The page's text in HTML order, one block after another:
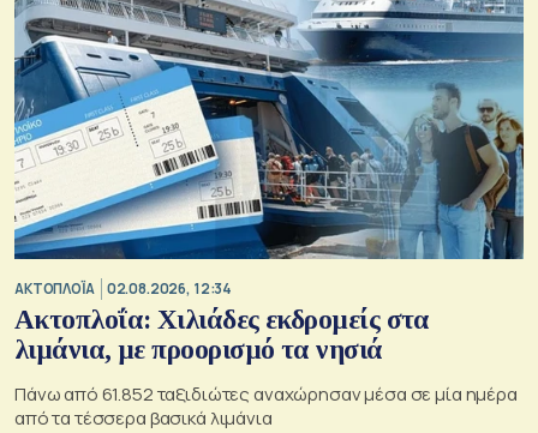
ΑΚΤΟΠΛΟΪΑ 02.08.2026, 12:34
Ακτοπλοΐα: Χιλιάδες εκδρομείς στα
λιμάνια, με προορισμό τα νησιά
Πάνω από 61.852 ταξιδιώτες αναχώρησαν μέσα σε μία ημέρα
από τα τέσσερα βασικά λιμάνια